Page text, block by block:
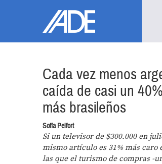
Cada vez menos
caída de casi un
más brasileños
Sofía Pelfort
Si un televisor de $300.000 en
mismo artículo es 31% más caro
las que el turismo de compras -